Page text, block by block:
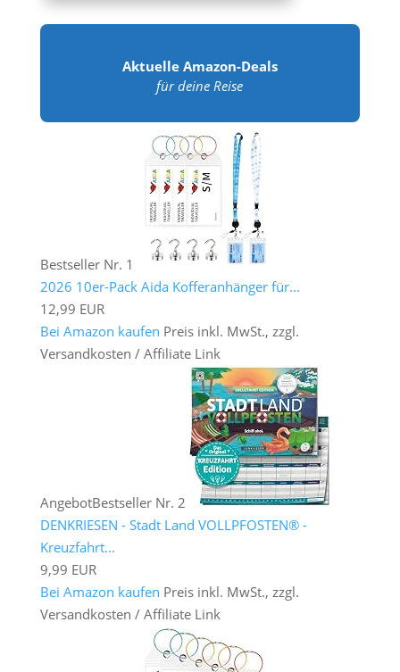
Aktuelle Amazon-Deals
für deine Reise
Bestseller Nr. 1
2026 10er-Pack Aida Kofferanhänger für...
12,99 EUR
Bei Amazon kaufen Preis inkl. MwSt., zzgl.
Versandkosten / Affiliate Link
AngebotBestseller Nr. 2
DENKRIESEN - Stadt Land VOLLPFOSTEN® -
Kreuzfahrt...
9,99 EUR
Bei Amazon kaufen Preis inkl. MwSt., zzgl.
Versandkosten / Affiliate Link